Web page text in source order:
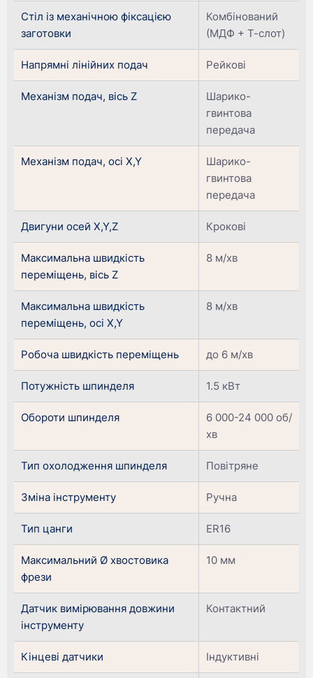
Стіл із механічною фіксацією
заготовки
Комбінований
(МДФ + Т-слот)
Напрямні лінійних подач Рейкові
Механізм подач, вісь Z
Шарико-
гвинтова
передача
Механізм подач, осі X,Y
Шарико-
гвинтова
передача
Двигуни осей X,Y,Z Крокові
Максимальна швидкість
переміщень, вісь Z
8 м/хв
Максимальна швидкість
переміщень, осі X,Y
8 м/хв
Робоча швидкість переміщень до 6 м/хв
Потужність шпинделя 1.5 кВт
Обороти шпинделя
6 000-24 000 об/
хв
Тип охолодження шпинделя Повітряне
Зміна інструменту Ручна
Тип цанги ER16
Максимальний Ø хвостовика
фрези
10 мм
Датчик вимірювання довжини
інструменту
Контактний
Кінцеві датчики Індуктивні